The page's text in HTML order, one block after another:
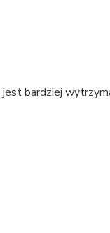
jest bardziej